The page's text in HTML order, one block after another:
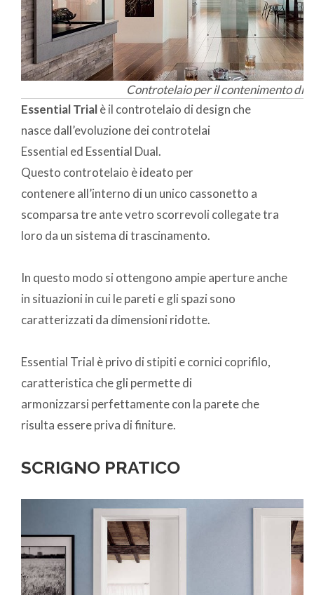
Controtelaio per il contenimento di
Essential Trialè il controtelaio di design che
nasce dall’evoluzione dei controtelai
Essential ed Essential Dual.
Questo controtelaio è ideato per
contenere all’interno di un unico cassonetto a
scomparsa tre ante vetro scorrevoli collegate tra
loro da un sistema di trascinamento.
In questo modo si ottengono ampie aperture anche
in situazioni in cui le pareti e gli spazi sono
caratterizzati da dimensioni ridotte.
Essential Trial è privo di stipiti e cornici coprifilo,
caratteristica che gli permette di
armonizzarsi perfettamente con la parete che
risulta essere priva di finiture.
SCRIGNO PRATICO